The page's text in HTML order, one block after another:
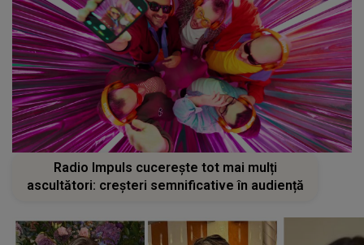
Radio Impuls cucerește tot mai mulți
ascultători: creșteri semnificative în audiență